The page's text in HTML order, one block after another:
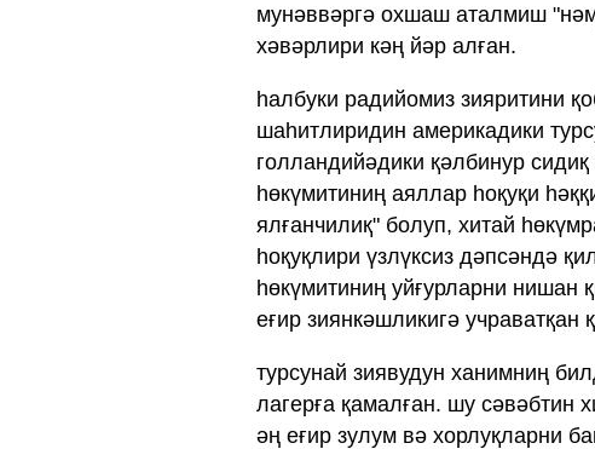
мунәввәргә охшаш аталмиш
хәвәрлири кәң йәр алған.
һалбуки радийомиз зияритини
шаһитлиридин америкадики
голландийәдики қәлбинур
һөкүмитиниң аяллар һоқуқи
ялғанчилиқ" болуп, хитай
һоқуқлири үзлүксиз дәпсәндә
һөкүмитиниң уйғурларни нишан
еғир зиянкәшликигә учраватқан
турсунай зиявудун ханимниң
лагерға қамалған. шу сәвәбтин
әң еғир зулум вә хорлуқларни